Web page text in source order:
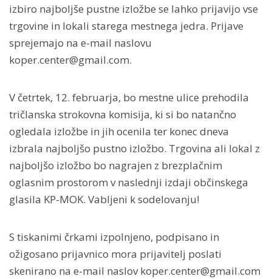
izbiro najboljše pustne izložbe se lahko prijavijo vse
trgovine in lokali starega mestnega jedra. Prijave
sprejemajo na e-mail naslovu
koper.center@gmail.com.
V četrtek, 12. februarja, bo mestne ulice prehodila
tričlanska strokovna komisija, ki si bo natančno
ogledala izložbe in jih ocenila ter konec dneva
izbrala najboljšo pustno izložbo. Trgovina ali lokal z
najboljšo izložbo bo nagrajen z brezplačnim
oglasnim prostorom v naslednji izdaji občinskega
glasila KP-MOK. Vabljeni k sodelovanju!
S tiskanimi črkami izpolnjeno, podpisano in
ožigosano prijavnico mora prijavitelj poslati
skenirano na e-mail naslov koper.center@gmail.com